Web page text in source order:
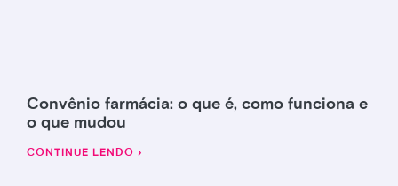
Convênio farmácia: o que é, como funciona e
o que mudou
CONTINUE LENDO ›